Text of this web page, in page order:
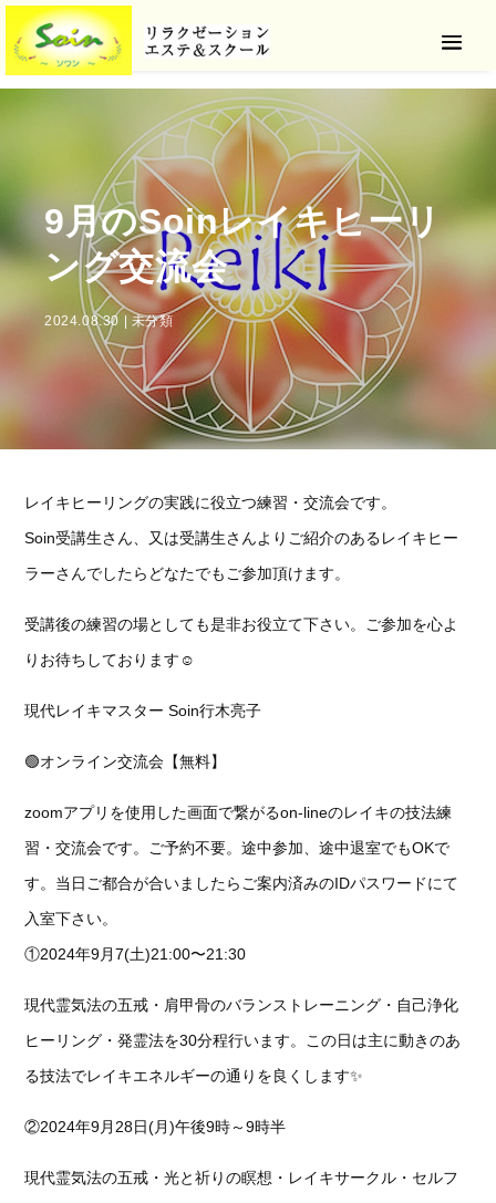
9月のSoinレイキヒーリ
ング交流会
2024.08.30 未分類
レイキヒーリングの実践に役立つ練習・交流会です。
Soin受講生さん、又は受講生さんよりご紹介のあるレイキヒー
ラーさんでしたらどなたでもご参加頂けます。
受講後の練習の場としても是非お役立て下さい。ご参加を心よ
りお待ちしております☺️
現代レイキマスター Soin行木亮子
🟢オンライン交流会【無料】
zoomアプリを使用した画面で繋がるon-lineのレイキの技法練
習・交流会です。ご予約不要。途中参加、途中退室でもOKで
す。当日ご都合が合いましたらご案内済みのIDパスワードにて
入室下さい。
①2024年9月7(土)21:00〜21:30
現代霊気法の五戒・肩甲骨のバランストレーニング・自己浄化
ヒーリング・発霊法を30分程行います。この日は主に動きのあ
る技法でレイキエネルギーの通りを良くします✨
②2024年9月28日(月)午後9時～9時半
現代霊気法の五戒・光と祈りの瞑想・レイキサークル・セルフ